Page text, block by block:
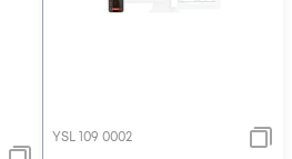
YSL 109 0002